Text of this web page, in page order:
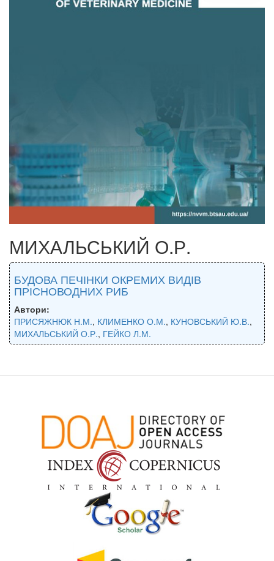
МИХАЛЬСЬКИЙ О.Р.
БУДОВА ПЕЧІНКИ ОКРЕМИХ ВИДІВ
ПРІСНОВОДНИХ РИБ
Автори:
ПРИСЯЖНЮК Н.М., КЛИМЕНКО О.М., КУНОВСЬКИЙ Ю.В.,
МИХАЛЬСЬКИЙ О.Р., ГЕЙКО Л.М.